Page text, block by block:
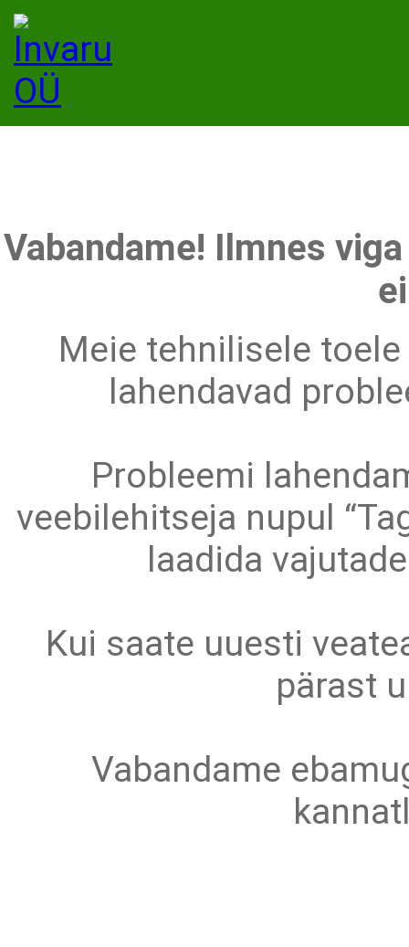
Vabandame! Ilmnes
Meie tehnilisele
lahendavad
Probleemi
veebilehitseja nupul
laadida
Kui saate uuesti
pärast
Vabandame